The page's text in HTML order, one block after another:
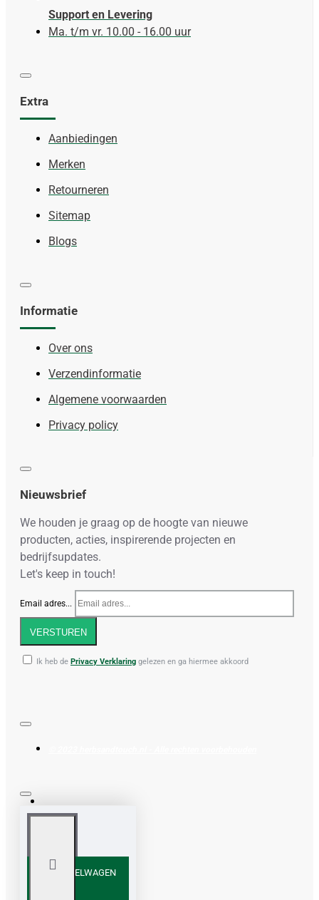
IN WINKELWAGEN
Support en Levering
Ma. t/m vr. 10.00 - 16.00 uur
Extra
Aanbiedingen
Merken
Retourneren
Sitemap
Blogs
Informatie
Over ons
Verzendinformatie
Algemene voorwaarden
Privacy policy
Nieuwsbrief
We houden je graag op de hoogte van nieuwe
producten, acties, inspirerende projecten en
bedrijfsupdates.
Let's keep in touch!
Email adres...
VERSTUREN
Ik heb de Privacy Verklaring gelezen en ga hiermee akkoord